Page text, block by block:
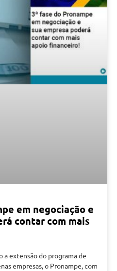
em negociação e
contar com mais
a extensão do programa de
empresas, o Pronampe, com